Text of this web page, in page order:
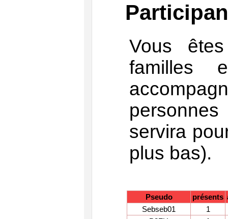
Vous
familles
servira
plus bas).
Pseudo présents
Sebseb01
1